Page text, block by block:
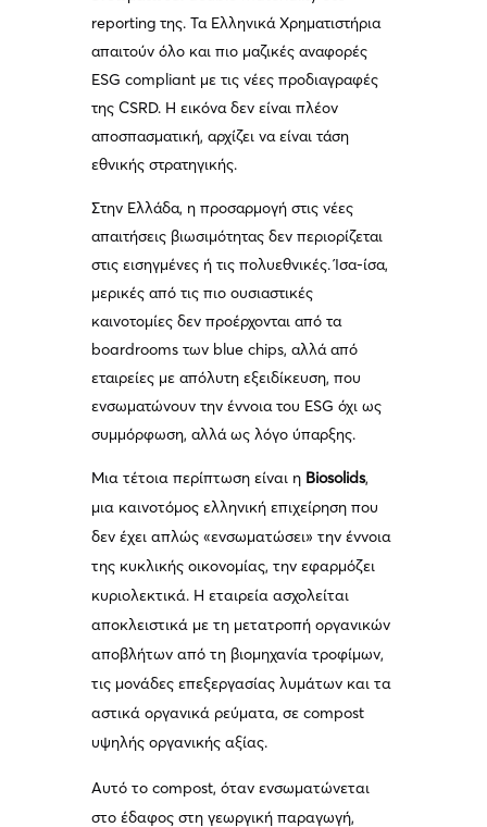
reporting της. Τα Ελληνικά Χρηματιστήρια
απαιτούν όλο και πιο μαζικές αναφορές
ESG compliant με τις νέες προδιαγραφές
της CSRD. Η εικόνα δεν είναι πλέον
αποσπασματική, αρχίζει να είναι τάση
εθνικής στρατηγικής.
Στην Ελλάδα, η προσαρμογή στις νέες
απαιτήσεις βιωσιμότητας δεν περιορίζεται
στις εισηγμένες ή τις πολυεθνικές. Ίσα-ίσα,
μερικές από τις πιο ουσιαστικές
καινοτομίες δεν προέρχονται από τα
boardrooms των blue chips, αλλά από
εταιρείες με απόλυτη εξειδίκευση, που
ενσωματώνουν την έννοια του ESG όχι ως
συμμόρφωση, αλλά ως λόγο ύπαρξης.
Μια τέτοια περίπτωση είναι η Biosolids,
μια καινοτόμος ελληνική επιχείρηση που
δεν έχει απλώς «ενσωματώσει» την έννοια
της κυκλικής οικονομίας, την εφαρμόζει
κυριολεκτικά. Η εταιρεία ασχολείται
αποκλειστικά με τη μετατροπή οργανικών
αποβλήτων από τη βιομηχανία τροφίμων,
τις μονάδες επεξεργασίας λυμάτων και τα
αστικά οργανικά ρεύματα, σε compost
υψηλής οργανικής αξίας.
Αυτό το compost, όταν ενσωματώνεται
στο έδαφος στη γεωργική παραγωγή,